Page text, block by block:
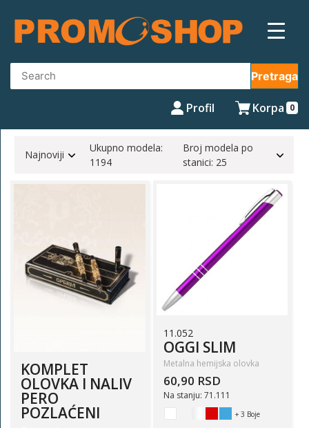
content
Pretraga
Profil Korpa 0
Najnoviji
Ukupno modela:
1194
Broj modela po
stanici: 25
KOMPLET
OLOVKA I NALIV
PERO
POZLAĆENI
11.052
OGGI SLIM
Metalna hemijska olovka
60,90 RSD
Na stanju: 71.111
+ 3 Boje